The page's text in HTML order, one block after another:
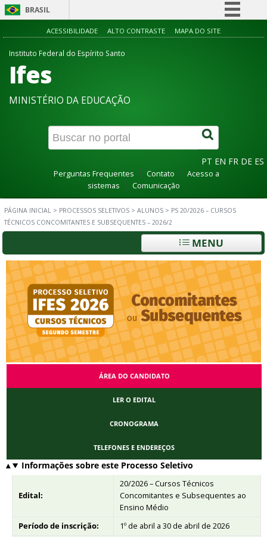
BRASIL
Simplifique!
Canais
ACESSIBILIDADE ALTO CONTRASTE MAPA DO SITE
Instituto Federal do Espírito Santo
Ifes
MINISTÉRIO DA EDUCAÇÃO
PT EN FR DE ES
Perguntas Frequentes Contato
Acesso a
sistemas
Comunicação
PÁGINA INICIAL > PROCESSOS SELETIVOS > ALUNOS > PS 20/2026 – CURSOS
TÉCNICOS CONCOMITANTES E SUBSEQUENTES – 2026/2
MENU
ÁREA DO CANDIDATO
LER O EDITAL
CRONOGRAMA
TELEFONES E ENDEREÇOS
Informações sobre este Processo Seletivo
Edital:
20/2026 – Cursos Técnicos
Concomitantes e Subsequentes ao
Ensino Médio
Período de inscrição:
1º de abril a 30 de abril de 2026